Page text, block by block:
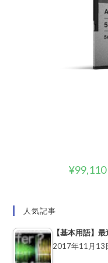
¥99,110
人気記事
【基本用語】
2017年11月13